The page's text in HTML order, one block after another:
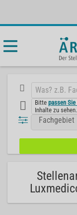
Bittepassen
Inhalte zu sehen.
Fachgebiet